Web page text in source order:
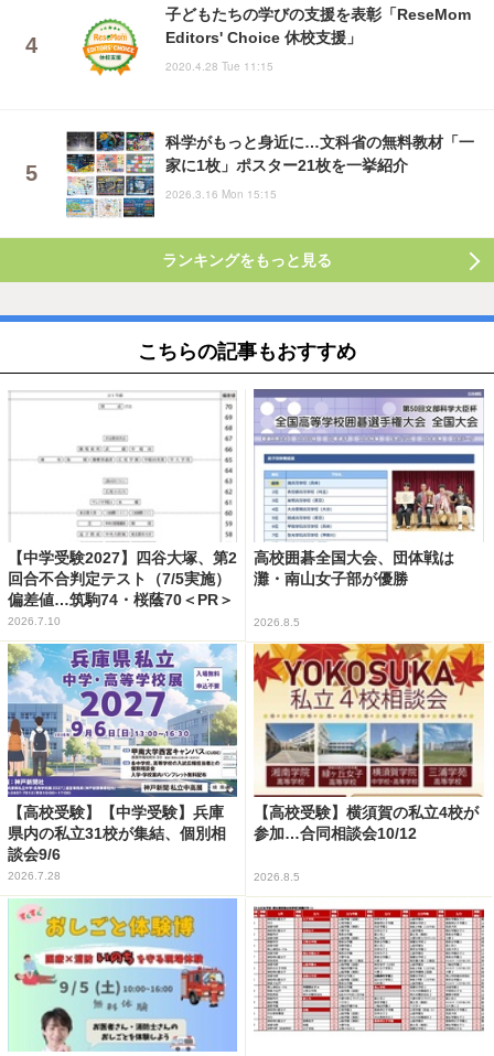
子どもたちの学びの支援を表彰「ReseMom
Editors' Choice 休校支援」
2020.4.28 Tue 11:15
科学がもっと身近に…文科省の無料教材「一
家に1枚」ポスター21枚を一挙紹介
2026.3.16 Mon 15:15
ランキングをもっと見る
こちらの記事もおすすめ
【中学受験2027】四谷大塚、第2
回合不合判定テスト（7/5実施）
偏差値…筑駒74・桜蔭70＜PR＞
2026.7.10
高校囲碁全国大会、団体戦は
灘・南山女子部が優勝
2026.8.5
【高校受験】【中学受験】兵庫
県内の私立31校が集結、個別相
談会9/6
2026.7.28
【高校受験】横須賀の私立4校が
参加…合同相談会10/12
2026.8.5